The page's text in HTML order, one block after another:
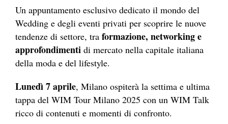
Un appuntamento esclusivo dedicato il mondo del
Wedding e degli eventi privati per scoprire le nuove
tendenze di settore, tra formazione, networking e
approfondimenti di mercato nella capitale italiana
della moda e del lifestyle.
Lunedì 7 aprile, Milano ospiterà la settima e ultima
tappa del WIM Tour Milano 2025 con un WIM Talk
ricco di contenuti e momenti di confronto.